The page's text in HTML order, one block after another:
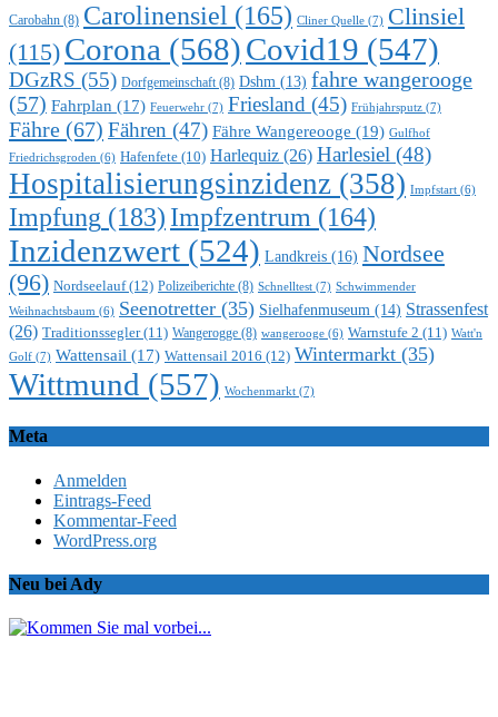
Carobahn (8) Carolinensiel (165) Cliner Quelle (7) Clinsiel
(115) Corona (568)Covid19 (547)
DGzRS (55) Dorfgemeinschaft(8) Dshm (13) fahre wangerooge
(57) Fahrplan (17) Feuerwehr (7) Friesland (45) Frühjahrsputz (7)
Fähre (67) Fähren (47) Fähre Wangereooge (19) Gulfhof
Friedrichsgroden (6) Hafenfete (10) Harlequiz (26) Harlesiel (48)
Hospitalisierungsinzidenz (358) Impfstart (6)
Impfung (183) Impfzentrum (164)
Inzidenzwert (524) Landkreis (16) Nordsee
(96) Nordseelauf(12) Polizeiberichte (8) Schnelltest (7) Schwimmender
Weihnachtsbaum (6) Seenotretter (35) Sielhafenmuseum (14) Strassenfest
(26) Traditionssegler(11) Wangerogge (8) wangerooge (6) Warnstufe 2 (11) Watt'n
Golf (7) Wattensail (17) Wattensail 2016 (12) Wintermarkt (35)
Wittmund (557) Wochenmarkt (7)
Meta
Anmelden
Eintrags-Feed
Kommentar-Feed
WordPress.org
Neu bei Ady